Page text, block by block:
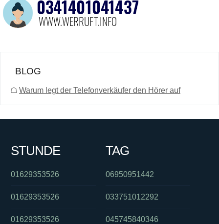
BLOG
☖ Warum legt der Telefonverkäufer den Hörer auf
STUNDE
01629353526
01629353526
01629353526
TAG
06950951442
033751012292
045745840346